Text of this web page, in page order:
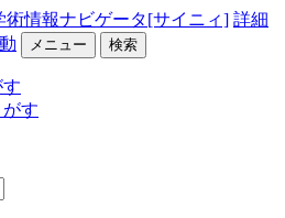
情報ナビゲータ[サイニィ] 詳細
メニュー 検索
す